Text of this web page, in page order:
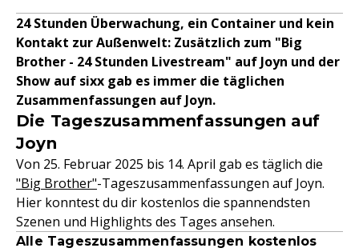
24 Stunden Überwachung, ein Container und kein
Kontakt zur Außenwelt: Zusätzlich zum "Big
Brother - 24 Stunden Livestream" auf Joyn und der
Show auf sixx gab es immer die täglichen
Zusammenfassungen auf Joyn.
Die Tageszusammenfassungen auf
Joyn
Von 25. Februar 2025 bis 14. April gab es täglich die
"Big Brother"-Tageszusammenfassungen auf Joyn.
Hier konntest du dir kostenlos die spannendsten
Szenen und Highlights des Tages ansehen.
Alle Tageszusammenfassungen kostenlos